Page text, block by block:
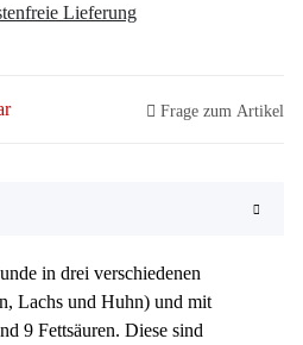
Lieferung
Frage zum Artikel
in drei verschiedenen
Lachs und Huhn) und mit
9 Fettsäuren. Diese sind